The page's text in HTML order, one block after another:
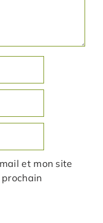
et mon site